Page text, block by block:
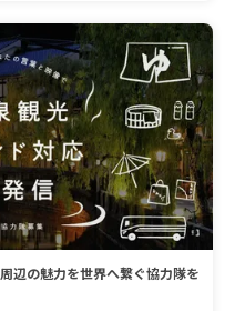
辺の魅力を世界へ繋ぐ協力隊を